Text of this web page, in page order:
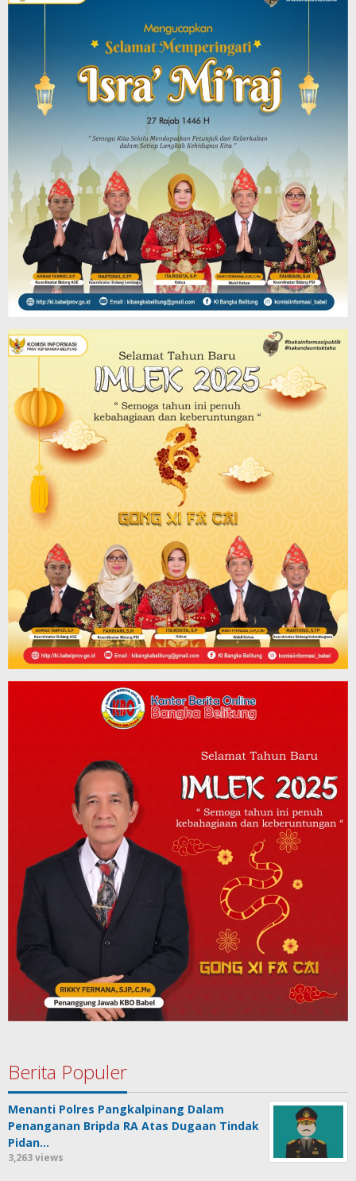
Berita Populer
Menanti Polres Pangkalpinang Dalam
Penanganan Bripda RA Atas Dugaan Tindak
Pidan…
3,263 views